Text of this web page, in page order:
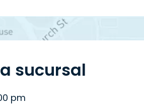
sucursal
pm